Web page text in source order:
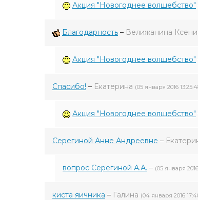
Акция "Новогоднее волшебство"
Благодарность – Велижанина
Акция "Новогоднее волшебство"
Спасибо! – Екатерина (05 января 2016
Акция "Новогоднее волшебство"
Серегиной Анне Андреевне –
вопрос Серегиной А.А. – (05 января
киста яичника – Галина (04 января 2016